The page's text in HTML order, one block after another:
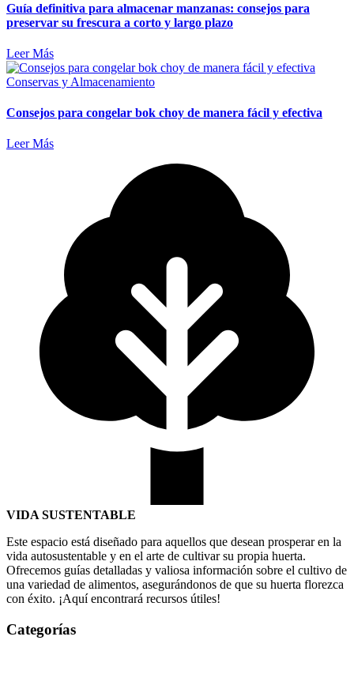
Guía definitiva para almacenar manzanas: consejos para
preservar su frescura a corto y largo plazo
Leer Más
Conservas y Almacenamiento
Consejos para congelar bok choy de manera fácil y efectiva
Leer Más
VIDA SUSTENTABLE
Este espacio está diseñado para aquellos que desean prosperar en la
vida autosustentable y en el arte de cultivar su propia huerta.
Ofrecemos guías detalladas y valiosa información sobre el cultivo de
una variedad de alimentos, asegurándonos de que su huerta florezca
con éxito. ¡Aquí encontrará recursos útiles!
Categorías